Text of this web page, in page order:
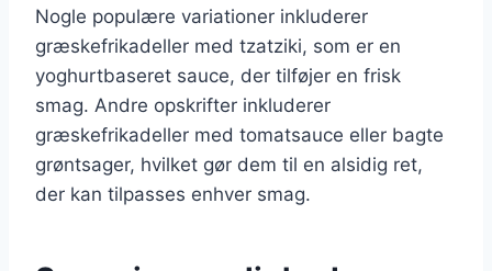
Nogle populære variationer inkluderer
græskefrikadeller med tzatziki, som er en
yoghurtbaseret sauce, der tilføjer en frisk
smag. Andre opskrifter inkluderer
græskefrikadeller med tomatsauce eller bagte
grøntsager, hvilket gør dem til en alsidig ret,
der kan tilpasses enhver smag.